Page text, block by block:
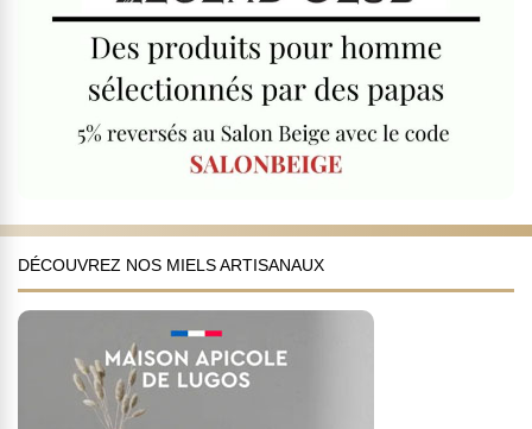
DÉCOUVREZ NOS MIELS ARTISANAUX